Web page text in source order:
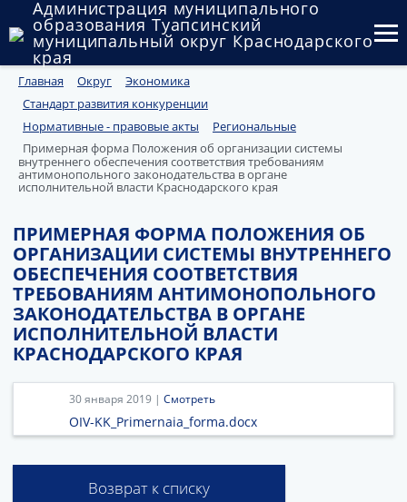
Администрация муниципального
образования Туапсинский
муниципальный округ Краснодарского
края
Округ
Администрация
Муниципальные закупки
Муниципальное имущество
Публичные слушания и общественные обсуждения
Документы
Главная Округ
Экономика
Стандарт развития конкуренции
Нормативные - правовые акты
Региональные
Примерная форма Положения об организации системы
внутреннего обеспечения соответствия требованиям
антимонопольного законодательства в органе
исполнительной власти Краснодарского края
ПРИМЕРНАЯ ФОРМА ПОЛОЖЕНИЯ ОБ
ОРГАНИЗАЦИИ СИСТЕМЫ ВНУТРЕННЕГО
ОБЕСПЕЧЕНИЯ СООТВЕТСТВИЯ
ТРЕБОВАНИЯМ АНТИМОНОПОЛЬНОГО
ЗАКОНОДАТЕЛЬСТВА В ОРГАНЕ
ИСПОЛНИТЕЛЬНОЙ ВЛАСТИ
КРАСНОДАРСКОГО КРАЯ
30 января 2019 | Смотреть
OIV-KK_Primernaia_forma.docx
Возврат к списку